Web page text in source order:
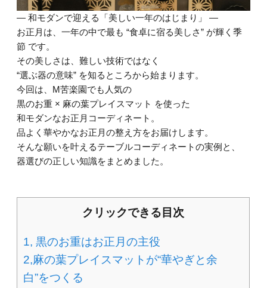
― 和モダンで迎える「美しい一年のはじまり」 ―
お正月は、一年の中で最も “食卓に宿る美しさ” が輝く季
節 です。
その美しさは、難しい技術ではなく
“選ぶ器の意味” を知るところから始まります。
今回は、M苦楽園でも人気の
黒のお重 × 麻の葉プレイスマット を使った
和モダンなお正月コーディネート。
品よく華やかなお正月の整え方をお届けします。
そんな願いを叶えるテーブルコーディネートの実例と、
器選びの正しい知識をまとめました。
クリックできる目次
1, 黒のお重はお正月の主役
2,麻の葉プレイスマットが“華やぎと余
白”をつくる